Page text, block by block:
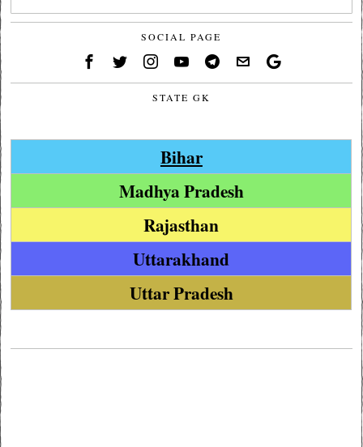
SOCIAL PAGE
STATE GK
Bihar
Madhya Pradesh
Rajasthan
Uttarakhand
Uttar Pradesh